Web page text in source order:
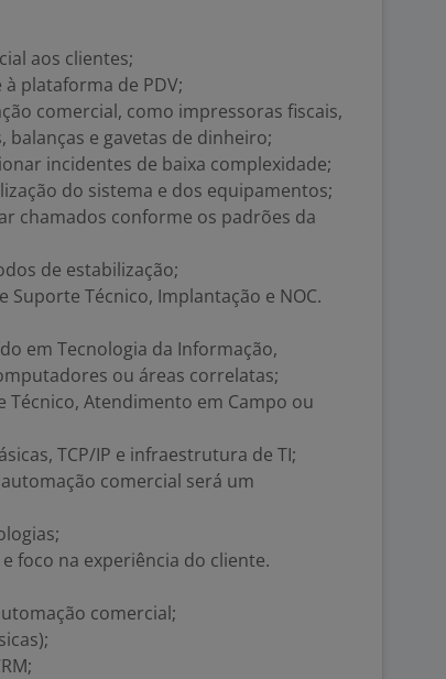
aos clientes;
plataforma de PDV;
comercial, como impressoras fiscais,
balanças e gavetas de dinheiro;
incidentes de baixa complexidade;
do sistema e dos equipamentos;
chamados conforme os padrões da
de estabilização;
Técnico, Implantação e NOC.
em Tecnologia da Informação,
ou áreas correlatas;
Técnico, Atendimento em Campo ou
TCP/IP e infraestrutura de TI;
comercial será um
foco na experiência do cliente.
comercial;